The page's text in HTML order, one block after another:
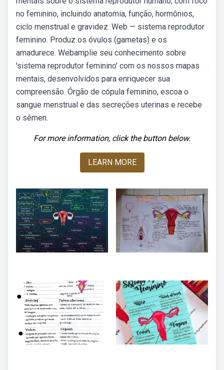
no feminino, incluindo anatomia, função, hormônios,
ciclo menstrual e gravidez. Web — sistema reprodutor
feminino. Produz os óvulos (gametas) e os
amadurece. Webamplie seu conhecimento sobre
'sistema reprodutor feminino' com os nossos mapas
mentais, desenvolvidos para enriquecer sua
compreensão. Órgão de cópula feminino, escoa o
sangue menstrual e das secreções uterinas e recebe
o sêmen.
For more information, click the button below.
LEARN MORE